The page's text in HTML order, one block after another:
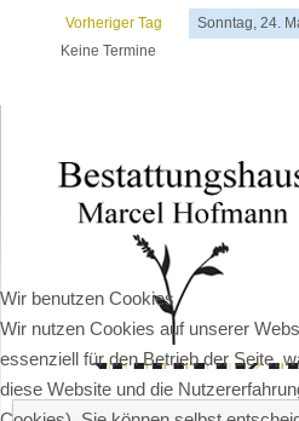
Vorheriger Tag Sonntag, 24.
Keine Termine
Wir benutzen Cookies
Wir nutzen Cookies auf unserer
essenziell für den Betrieb der Seite,
diese Website und die